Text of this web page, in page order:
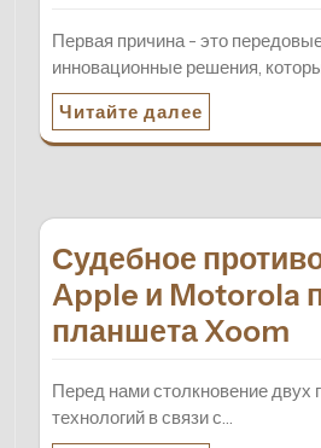
Первая причина - это
инновационные решения,
Читайте далее
Судебное
Apple и Motorola
планшета Xoom
Перед нами столкновение двух
технологий в связи с…